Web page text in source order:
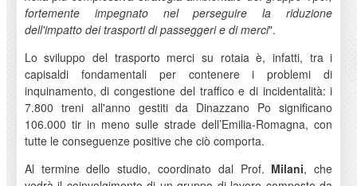
fortemente impegnato nel perseguire la riduzione
dell'impatto dei trasporti di passeggeri e di merci".
Lo sviluppo del trasporto merci su rotaia è, infatti, tra i
capisaldi fondamentali per contenere i problemi di
inquinamento, di congestione del traffico e di incidentalità: i
7.800 treni all'anno gestiti da Dinazzano Po significano
106.000 tir in meno sulle strade dell’Emilia-Romagna, con
tutte le conseguenze positive che ciò comporta.
Al termine dello studio, coordinato dal Prof. Milani, che